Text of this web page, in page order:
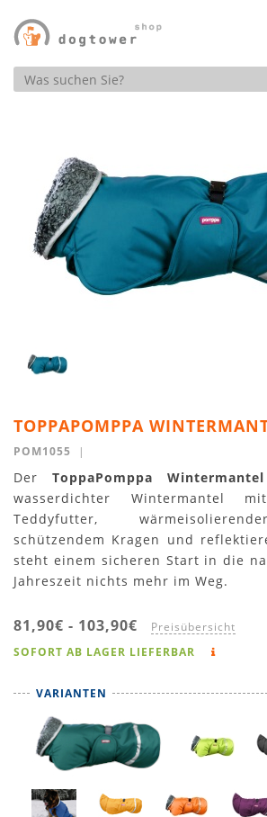
Produktsuche
TOPPAPOMPPA
POM1055 |
Der ToppaPomppa
wasserdichter Wintermantel
Teddyfutter,
schützendem Kragen und
steht einem sicheren Start in die
Jahreszeit nichts mehr im Weg.
81,90€ - 103,90€ Preisübersicht
SOFORT AB LAGER LIEFERBAR
VARIANTEN